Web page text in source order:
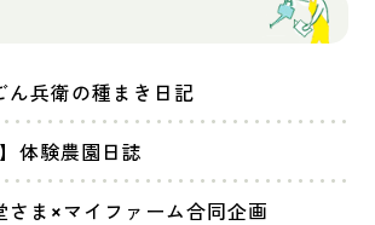
ん兵衛の種まき日記
体験農園日誌
さま×マイファーム合同企画